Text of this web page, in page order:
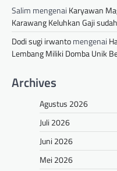
Salim mengenai Karyawan
Karawang Keluhkan Gaji
Dodi sugi irwantomengenai
Lembang Miliki Domba Unik
Archives
Agustus 2026
Juli 2026
Juni 2026
Mei 2026